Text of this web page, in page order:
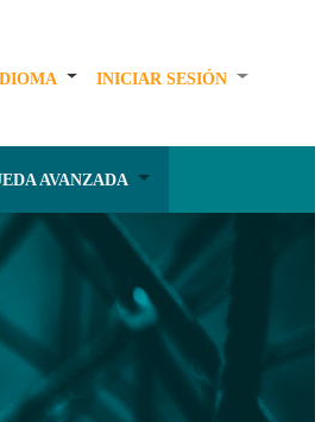
INICIAR SESIÓN
AVANZADA